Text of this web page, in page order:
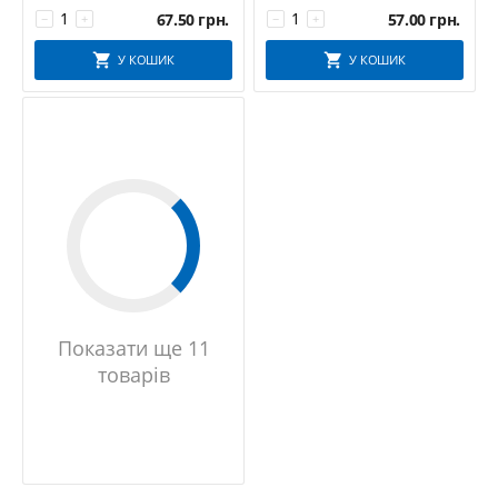
+
− 67.50 грн.
У КОШИК
+
− 57.00 грн.
У КОШИК
Показати ще 11
товарів